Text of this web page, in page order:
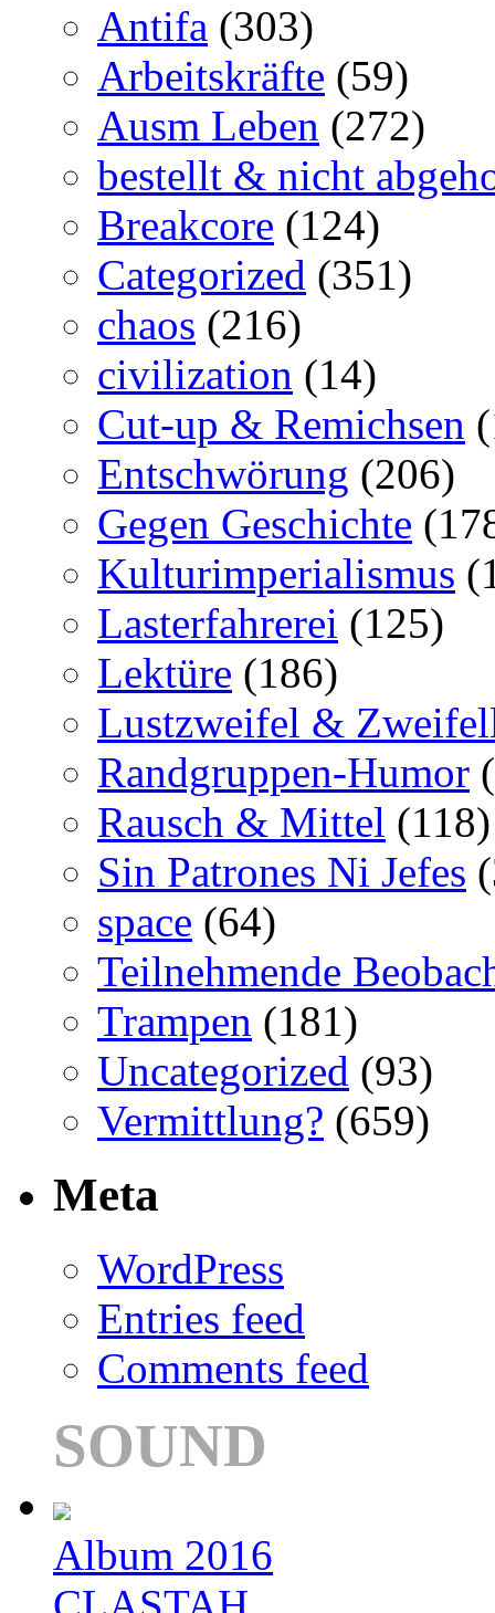
Antifa (303)
Arbeitskräfte (59)
Ausm Leben (272)
bestellt & nicht
Breakcore (124)
Categorized (351)
chaos (216)
civilization (14)
Cut-up & Remichsen
Entschwörung (206)
Gegen Geschichte
Kulturimperialismus
Lasterfahrerei (125)
Lektüre (186)
Lustzweifel &
Randgruppen-Humor
Rausch & Mittel (118)
Sin Patrones Ni Jefes
space (64)
Teilnehmende
Trampen (181)
Uncategorized (93)
Vermittlung? (659)
Meta
WordPress
Entries feed
Comments feed
SOUND
Album 2016